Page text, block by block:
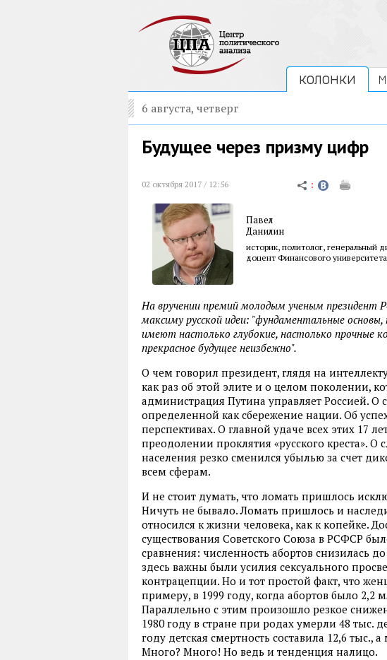
КОЛОНКИ
6 августа, четверг
Будущее через призму цифр
02 октября 2017 / 12:56
Павел
Данилин
историк, политолог, генеральный
доцент Финансового
На вручении премий молодым ученым президент
максиму русской идеи: "фундаментальные
имеют настолько глубокие, настолько прочные
прекрасное будущее неизбежно".
О чем говорил президент, глядя на
как раз об этой элите и о целом поколении,
администрация Путина управляет Россией. О
определенной как сбережение нации. Об
перспективах. О главной удаче всех этих 17
преодолении проклятия «русского креста». О
населения резко сменился убылью за счет
всем сферам.
И не стоит думать, что ломать пришлось
Ничуть не бывало. Ломать пришлось и
относился к жизни человека, как к копейке.
существования Советского Союза в РСФСР
сравнения: численность абортов снизилась
здесь важны были усилия сексуального
контрацепции. Но и тот простой факт, что
примеру, в 1999 году, когда абортов было
Параллельно с этим произошло резкое
1980 году в стране при родах умерли 48 тыс.
году детская смертность составила 12,6 тыс.,
Много? Много! Но ведь и тенденция налицо.